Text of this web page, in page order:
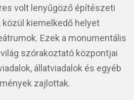
volt lenyűgöző építészeti
közül kiemelkedő helyet
Ezek a monumentális
szórakoztató központjai
állatviadalok és egyéb
zajlottak.